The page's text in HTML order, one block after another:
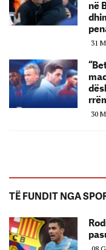
në
31
30
TË FUNDIT NGA